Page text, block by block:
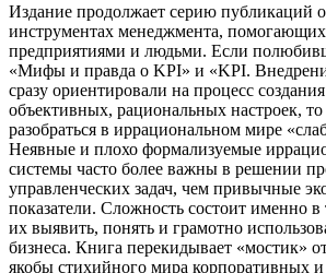
Издание продолжает серию публикаций
инструментах менеджмента, помогающих
предприятиями и людьми. Если
«Мифы и правда о KPI» и «KPI.
сразу ориентировали на процесс
объективных, рациональных настроек,
разобраться в иррациональном мире
Неявные и плохо формализуемые
системы часто более важны в решении
управленческих задач, чем привычные
показатели. Сложность состоит именно
их выявить, понять и грамотно
бизнеса. Книга перекидывает «мостик»
якобы стихийного мира корпоративных